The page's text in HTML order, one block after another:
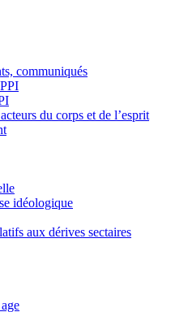
communiqués
du corps et de l’esprit
idéologique
aux dérives sectaires